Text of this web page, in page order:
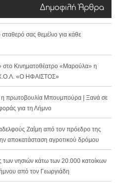
Δημοφιλή Άρθρα
σας θεμέλιο για κάθε
στο Κινηματοθέατρο «Μαρούλα» η
Χ.Ο.Λ. «Ο ΗΦΑΙΣΤΟΣ»
η πρωτοβουλία Μπουμπούρα | Ξανά σε
για τη Λήμνο
Ζαΐμη από τον πρόεδρο της
αποκατάσταση αγροτικού δρόμου
των νησιών κάτω των 20.000 κατοίκων
από τον Γεωργιάδη